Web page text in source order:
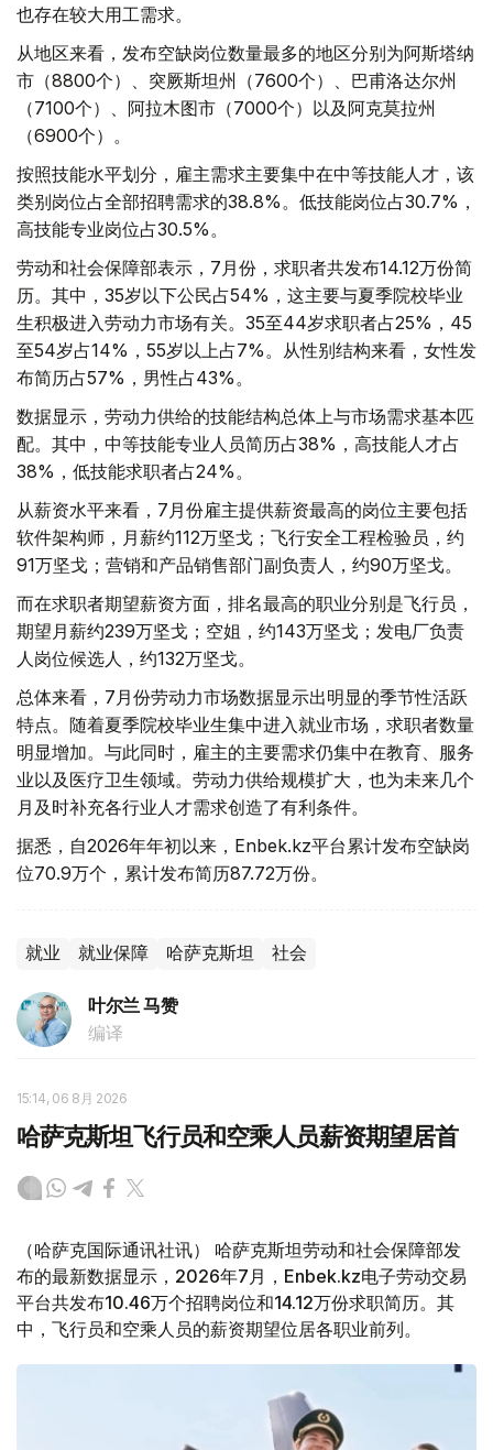
也存在较大用工需求。
从地区来看，发布空缺岗位数量最多的地区分别为阿斯塔纳
市（8800个）、突厥斯坦州（7600个）、巴甫洛达尔州
（7100个）、阿拉木图市（7000个）以及阿克莫拉州
（6900个）。
按照技能水平划分，雇主需求主要集中在中等技能人才，该
类别岗位占全部招聘需求的38.8%。低技能岗位占30.7%，
高技能专业岗位占30.5%。
劳动和社会保障部表示，7月份，求职者共发布14.12万份简
历。其中，35岁以下公民占54%，这主要与夏季院校毕业
生积极进入劳动力市场有关。35至44岁求职者占25%，45
至54岁占14%，55岁以上占7%。从性别结构来看，女性发
布简历占57%，男性占43%。
数据显示，劳动力供给的技能结构总体上与市场需求基本匹
配。其中，中等技能专业人员简历占38%，高技能人才占
38%，低技能求职者占24%。
从薪资水平来看，7月份雇主提供薪资最高的岗位主要包括
软件架构师，月薪约112万坚戈；飞行安全工程检验员，约
91万坚戈；营销和产品销售部门副负责人，约90万坚戈。
而在求职者期望薪资方面，排名最高的职业分别是飞行员，
期望月薪约239万坚戈；空姐，约143万坚戈；发电厂负责
人岗位候选人，约132万坚戈。
总体来看，7月份劳动力市场数据显示出明显的季节性活跃
特点。随着夏季院校毕业生集中进入就业市场，求职者数量
明显增加。与此同时，雇主的主要需求仍集中在教育、服务
业以及医疗卫生领域。劳动力供给规模扩大，也为未来几个
月及时补充各行业人才需求创造了有利条件。
据悉，自2026年年初以来，Enbek.kz平台累计发布空缺岗
位70.9万个，累计发布简历87.72万份。
就业 就业保障 哈萨克斯坦 社会
叶尔兰 马赞
编译
15:14, 06 8月 2026
哈萨克斯坦飞行员和空乘人员薪资期望居首
（哈萨克国际通讯社讯） 哈萨克斯坦劳动和社会保障部发
布的最新数据显示，2026年7月，Enbek.kz电子劳动交易
平台共发布10.46万个招聘岗位和14.12万份求职简历。其
中，飞行员和空乘人员的薪资期望位居各职业前列。